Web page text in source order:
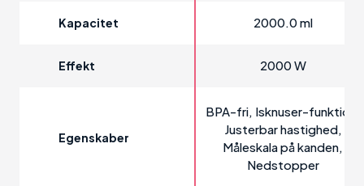
Kapacitet 2000.0 ml
Effekt 2000 W
Egenskaber
BPA-fri, Isknuser-funktion,
Justerbar hastighed,
Måleskala på kanden,
Nedstopper